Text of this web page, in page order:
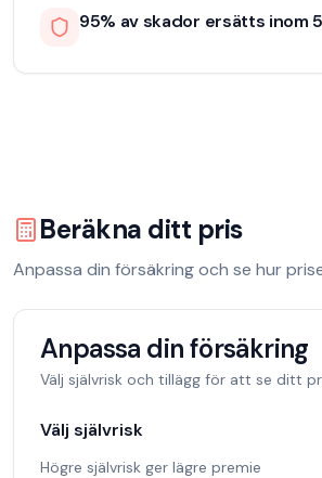
95% av skador ersätts inom
Beräkna ditt pris
Anpassa din försäkring och se hur
Anpassa din försäkring
Välj självrisk och tillägg för att se ditt
Välj självrisk
Högre självrisk ger lägre premie